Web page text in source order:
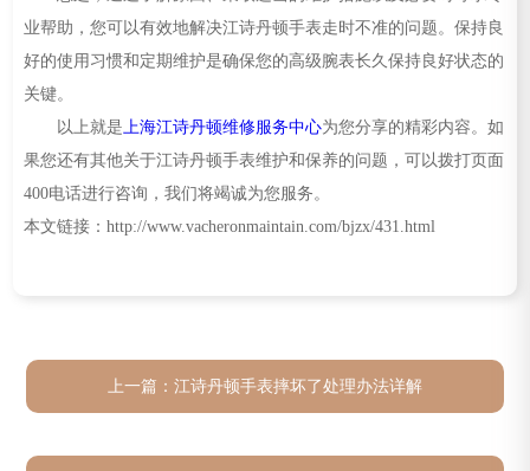
业帮助，您可以有效地解决江诗丹顿手表走时不准的问题。保持良
好的使用习惯和定期维护是确保您的高级腕表长久保持良好状态的
关键。
以上就是上海江诗丹顿维修服务中心为您分享的精彩内容。如
果您还有其他关于江诗丹顿手表维护和保养的问题，可以拨打页面
400电话进行咨询，我们将竭诚为您服务。
本文链接：http://www.vacheronmaintain.com/bjzx/431.html
上一篇： 江诗丹顿手表摔坏了处理办法详解